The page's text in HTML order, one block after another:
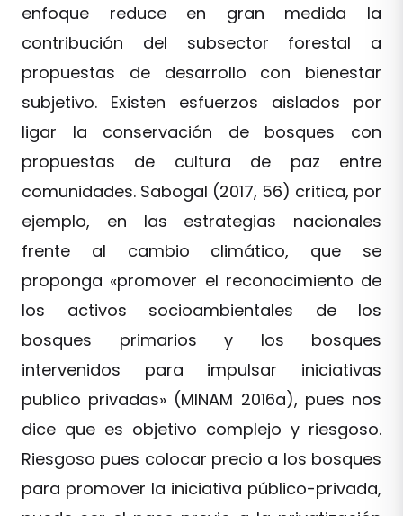
enfoque reduce en gran medida la
contribución del subsector forestal a
propuestas de desarrollo con bienestar
subjetivo. Existen esfuerzos aislados por
ligar la conservación de bosques con
propuestas de cultura de paz entre
comunidades. Sabogal (2017, 56) critica, por
ejemplo, en las estrategias nacionales
frente al cambio climático, que se
proponga «promover el reconocimiento de
los activos socioambientales de los
bosques primarios y los bosques
intervenidos para impulsar iniciativas
publico privadas» (MINAM 2016a), pues nos
dice que es objetivo complejo y riesgoso.
Riesgoso pues colocar precio a los bosques
para promover la iniciativa público-privada,